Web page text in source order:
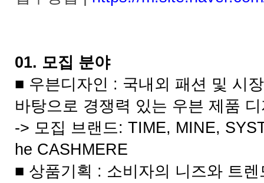
01. 모집 분야
■ 우븐디자인 : 국내외 패션 및 시
바탕으로 경쟁력 있는 우븐 제품
-> 모집 브랜드: TIME, MINE,
he CASHMERE
■ 상품기획 : 소비자의 니즈와 트